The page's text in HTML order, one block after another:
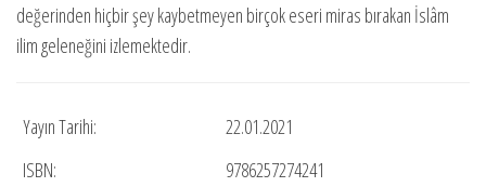
değerinden hiçbir şey kaybetmeyen birçok eseri miras bırakan İslâm
ilim geleneğini izlemektedir.
Yayın Tarihi:
22.01.2021
ISBN:
9786257274241